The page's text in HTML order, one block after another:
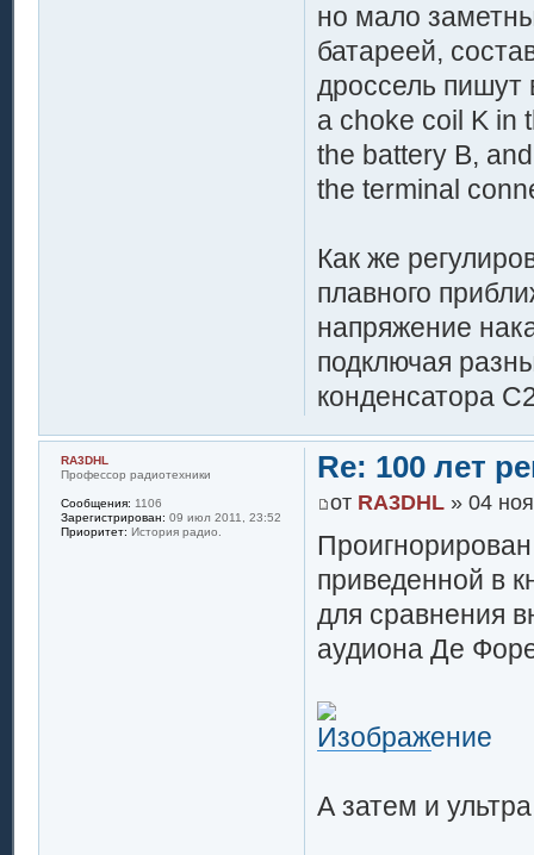
но мало
батареей,
дроссель пишут
a choke coil K in
the battery B,
the terminal
Как же
плавного
напряжение
подключая
конденсатора
Re: 100 лет
от RA3DHL» 04
приведенной в
для сравнения
аудиона Де
А затем и
RA3DHL
Профессор радиотехники
Сообщения: 1106
Зарегистрирован: 09 июл 2011, 23:52
Приоритет: История радио.